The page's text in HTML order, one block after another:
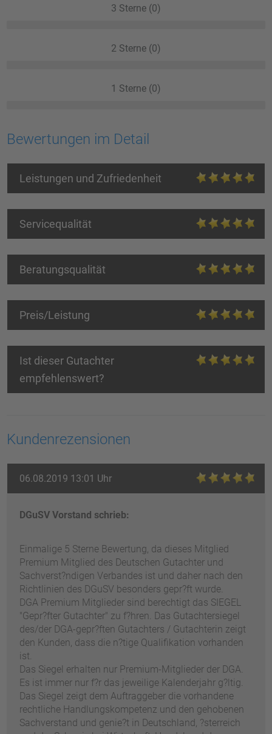
3 Sterne (0)
2 Sterne (0)
1 Sterne (0)
Bewertungen im Detail
Leistungen und Zufriedenheit
Servicequalität
Beratungsqualität
Preis/Leistung
Ist dieser Gutachter
empfehlenswert?
Kundenrezensionen
06.08.2019 13:01 Uhr
DGuSV Vorstand schrieb:
Einmalige 5 Sterne Bewertung, da dieses Mitglied
Premium Mitglied des Deutschen Gutachter und
Sachverst?ndigen Verbandes ist und daher nach den
Richtlinien des DGuSV besonders gepr?ft wurde.
DGA Premium Mitglieder sind berechtigt das SIEGEL
"Gepr?fter Gutachter" zu f?hren. Das Gutachtersiegel
des/der DGA-gepr?ften Gutachters / Gutachterin zeigt
den Kunden, dass die n?tige Qualifikation vorhanden
ist.
Das Siegel erhalten nur Premium-Mitglieder der DGA.
Es ist immer nur f?r das jeweilige Kalenderjahr g?ltig.
Das Siegel zeigt dem Auftraggeber die vorhandene
rechtliche Handlungskompetenz und den gehobenen
Sachverstand und genie?t in Deutschland, ?sterreich